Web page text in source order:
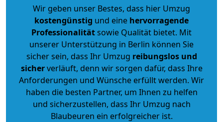
Wir geben unser Bestes, dass hier Umzug
kostengünstig und eine hervorragende
Professionalitätsowie Qualität bietet. Mit
unserer Unterstützung in Berlin können Sie
sicher sein, dass Ihr Umzug reibungslos und
sicherverläuft, denn wir sorgen dafür, dass Ihre
Anforderungen und Wünsche erfüllt werden. Wir
haben die besten Partner, um Ihnen zu helfen
und sicherzustellen, dass Ihr Umzug nach
Blaubeuren ein erfolgreicher ist.